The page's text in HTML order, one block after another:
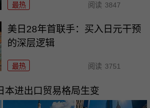
最热 阅读 3847
美日28年首联手：买入日元干预
的深层逻辑
最热 阅读 3751
本进出口贸易格局生变